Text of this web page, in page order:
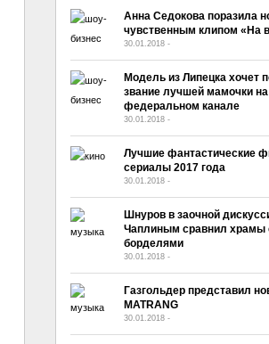
Анна Седокова поразила
чувственным клипом «На
30.01.2018-
Модель из Липецка хочет
звание лучшей мамочки на
федеральном канале
30.01.2018-
Лучшие фантастические
сериалы 2017 года
30.01.2018-
Шнуров в заочной
Чаплиным сравнил храмы
борделями
30.01.2018-
Газгольдер представил
MATRANG
30.01.2018-